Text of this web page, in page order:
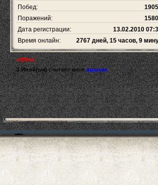
Побед:
Поражений:
Дата регистрации:
13.02.2010
Время онлайн:
2767 дней, 15 часов, 9
offline
1 Иной(ых)считают меняврагом.